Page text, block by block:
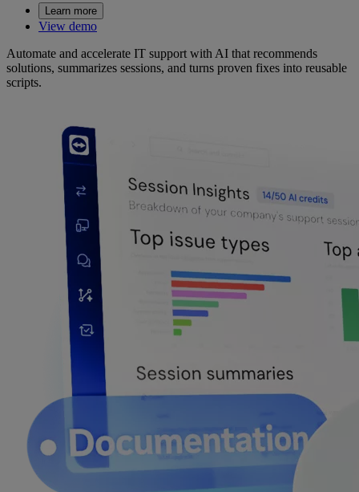
Learn more
View demo
Automate and accelerate IT support with AI that recommends
solutions, summarizes sessions, and turns proven fixes into reusable
scripts.